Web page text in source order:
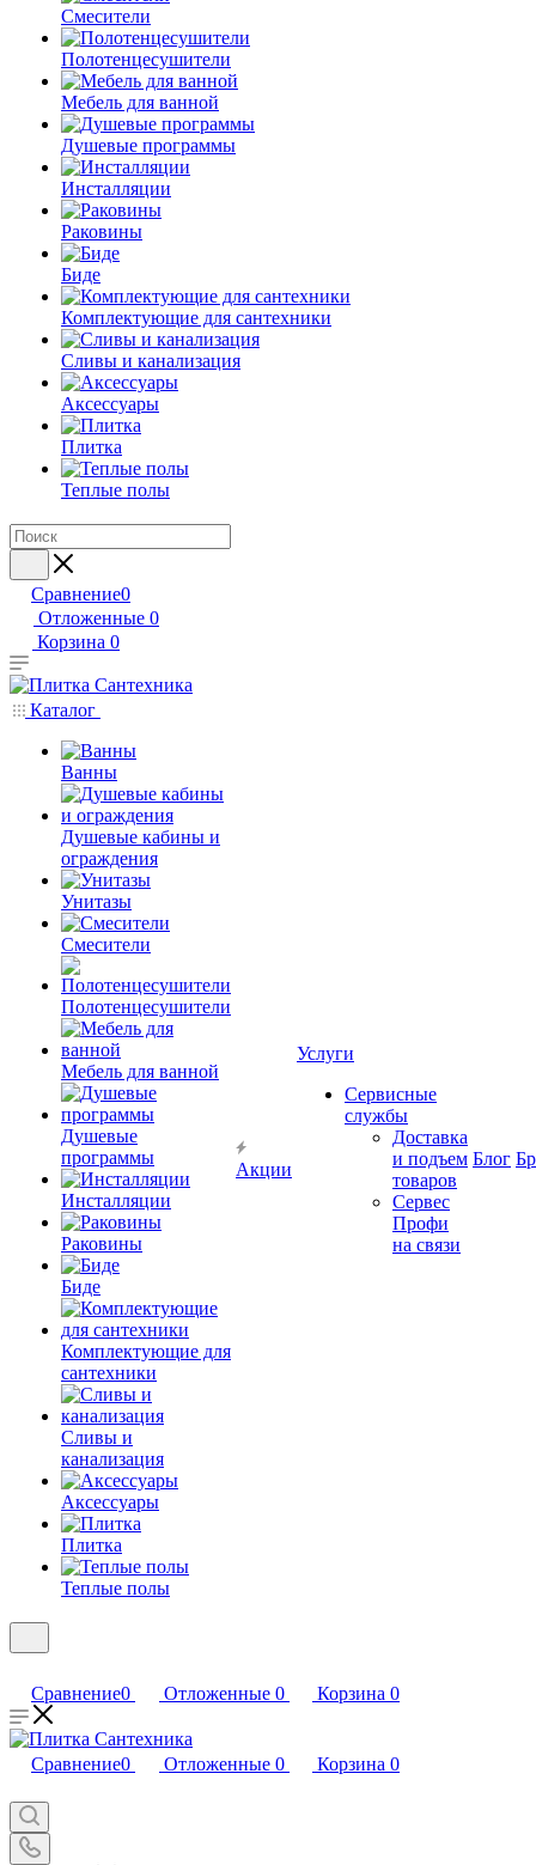
Смесители
Полотенцесушители
Мебель для ванной
Душевые программы
Инсталляции
Раковины
Биде
Комплектующие для сантехники
Сливы и канализация
Аксессуары
Плитка
Теплые полы
Сравнение0
Отложенные 0
Корзина 0
Каталог
Ванны
Душевые кабины и
ограждения
Унитазы
Смесители
Полотенцесушители
Мебель для ванной
Душевые
программы
Инсталляции
Раковины
Биде
Комплектующие для
сантехники
Сливы и
канализация
Аксессуары
Плитка
Теплые полы
Акции
Услуги
Сервисные
службы
Доставка
и подъем
товаров
Сервес
Профи
на связи
Блог
Сравнение0 Отложенные 0 Корзина 0
Сравнение0 Отложенные 0 Корзина 0